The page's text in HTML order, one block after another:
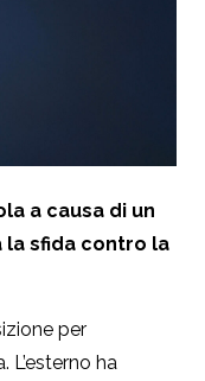
a causa di un
sfida contro la
per
L’esterno ha